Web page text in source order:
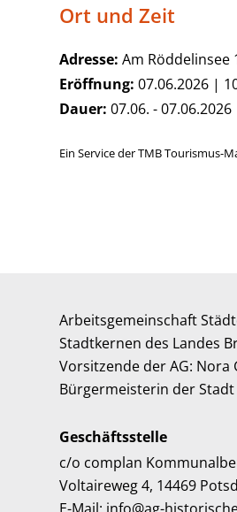
Ort und Zeit
Adresse: Am Röddelinsee
Eröffnung: 07.06.2026 |
Dauer: 07.06. - 07.06.2026
Ein Service der TMB Tourismus-
Arbeitsgemeinschaft
Stadtkernen des Landes
Vorsitzende der AG: Nora
Bürgermeisterin der Stadt
Geschäftsstelle
c/o complan
Voltaireweg 4, 14469